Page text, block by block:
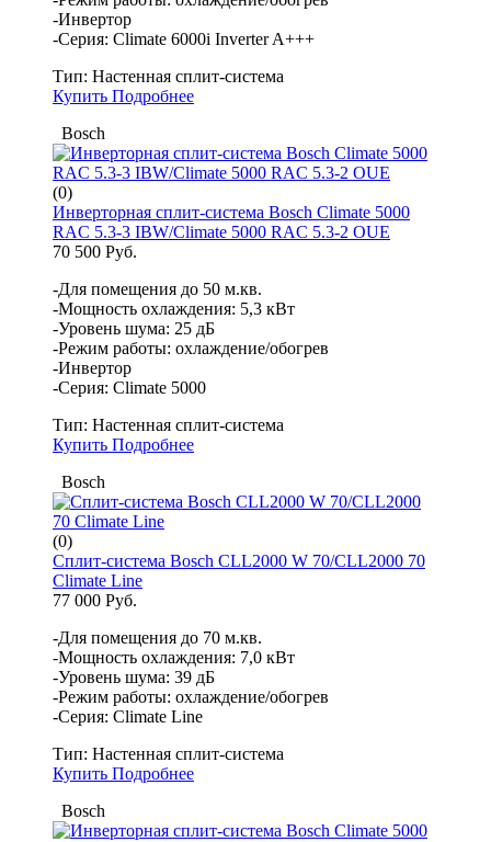
-Инвертор
-Серия: Climate 6000i Inverter A+++
Тип: Настенная сплит-система
Купить Подробнее
Bosch
(0)
Инверторная сплит-система Bosch Climate 5000
RAC 5.3-3 IBW/Climate 5000 RAC 5.3-2 OUE
70 500 Руб.
-Для помещения до 50 м.кв.
-Мощность охлаждения: 5,3 кВт
-Уровень шума: 25 дБ
-Режим работы: охлаждение/обогрев
-Инвертор
-Серия: Climate 5000
Тип: Настенная сплит-система
Купить Подробнее
Bosch
(0)
Сплит-система Bosch CLL2000 W 70/CLL2000 70
Climate Line
77 000 Руб.
-Для помещения до 70 м.кв.
-Мощность охлаждения: 7,0 кВт
-Уровень шума: 39 дБ
-Режим работы: охлаждение/обогрев
-Серия: Climate Line
Тип: Настенная сплит-система
Купить Подробнее
Bosch